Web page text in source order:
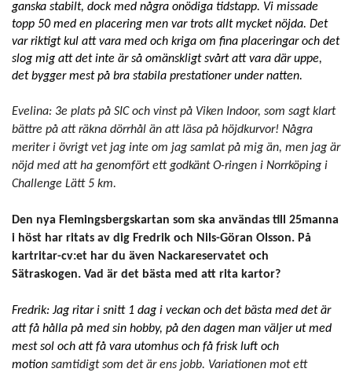
ganska stabilt, dock med några onödiga tidstapp. Vi missade
topp 50 med en placering men var trots allt mycket nöjda. Det
var riktigt kul att vara med och kriga om fina placeringar och det
slog mig att det inte är så omänskligt svårt att vara där uppe,
det bygger mest på bra stabila prestationer under natten.
Evelina: 3e plats på SIC och vinst på Viken Indoor, som sagt klart
bättre på att räkna dörrhål än att läsa på höjdkurvor! Några
meriter i övrigt vet jag inte om jag samlat på mig än, men jag är
nöjd med att ha genomfört ett godkänt O-ringen i Norrköping i
Challenge Lätt 5 km.
Den nya Flemingsbergskartan som ska användas till 25manna
i höst har ritats av dig Fredrik och Nils-Göran Olsson. På
kartritar-cv:et har du även Nackareservatet och
Sätraskogen. Vad är det bästa med att rita kartor?
Fredrik: Jag ritar i snitt 1 dag i veckan och det bästa med det är
att få hålla på med sin hobby, på den dagen man väljer ut med
mest sol och att få vara utomhus och få frisk luft och
motion samtidigt som det är ens jobb. Variationen mot ett